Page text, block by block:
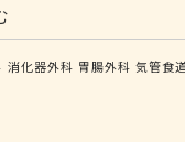
消化器外科 胃腸外科 気管食